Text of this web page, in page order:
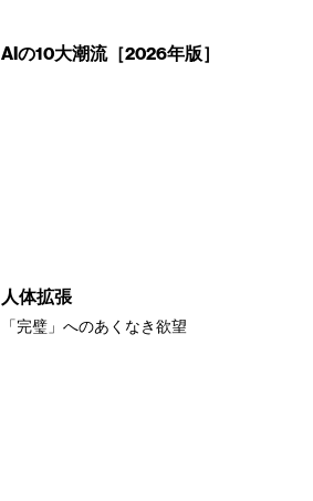
AIの10大潮流［2026年版］
人体拡張
「完璧」へのあくなき欲望